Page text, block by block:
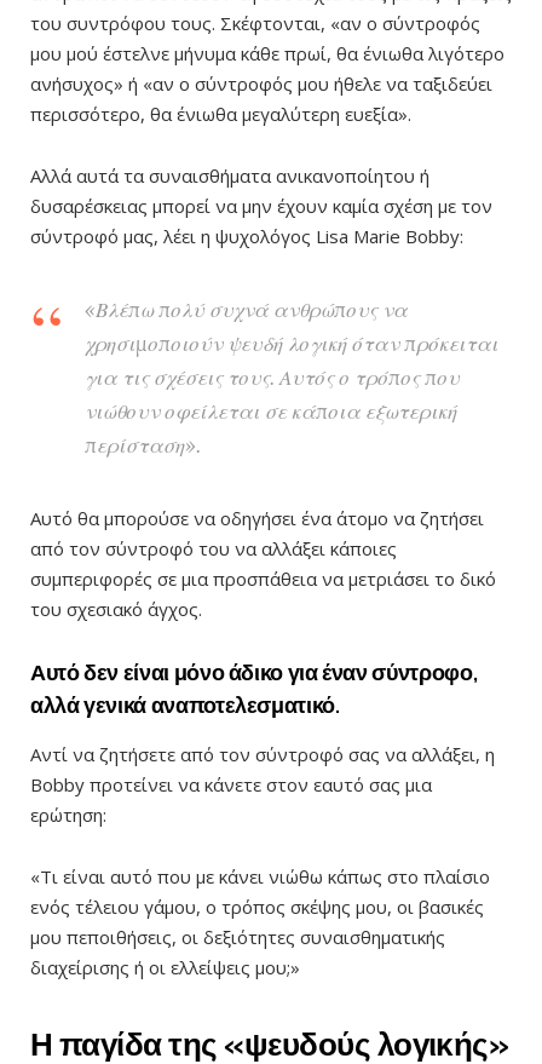
του συντρόφου τους. Σκέφτονται, «αν ο σύντροφός
μου μού έστελνε μήνυμα κάθε πρωί, θα ένιωθα λιγότερο
ανήσυχος» ή «αν ο σύντροφός μου ήθελε να ταξιδεύει
περισσότερο, θα ένιωθα μεγαλύτερη ευεξία».
Αλλά αυτά τα συναισθήματα ανικανοποίητου ή
δυσαρέσκειας μπορεί να μην έχουν καμία σχέση με τον
σύντροφό μας, λέει η ψυχολόγος Lisa Marie Bobby:
«Βλέπω πολύ συχνά ανθρώπους να
χρησιμοποιούν ψευδή λογική όταν πρόκειται
για τις σχέσεις τους. Αυτός ο τρόπος που
νιώθουν οφείλεται σε κάποια εξωτερική
περίσταση».
Αυτό θα μπορούσε να οδηγήσει ένα άτομο να ζητήσει
από τον σύντροφό του να αλλάξει κάποιες
συμπεριφορές σε μια προσπάθεια να μετριάσει το δικό
του σχεσιακό άγχος.
Αυτό δεν είναι μόνο άδικο για έναν σύντροφο,
αλλά γενικά αναποτελεσματικό.
Αντί να ζητήσετε από τον σύντροφό σας να αλλάξει, η
Bobby προτείνει να κάνετε στον εαυτό σας μια
ερώτηση:
«Τι είναι αυτό που με κάνει νιώθω κάπως στο πλαίσιο
ενός τέλειου γάμου, ο τρόπος σκέψης μου, οι βασικές
μου πεποιθήσεις, οι δεξιότητες συναισθηματικής
διαχείρισης ή οι ελλείψεις μου;»
Η παγίδα της «ψευδούς λογικής»